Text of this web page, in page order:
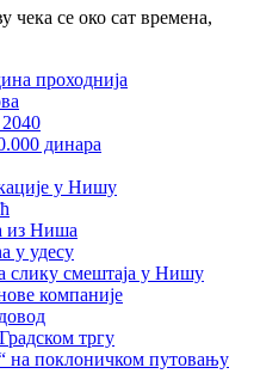
проходнија
динара
у Нишу
из Ниша
у удесу
слику смештаја у Нишу
компаније
тргу
на поклоничком путовању